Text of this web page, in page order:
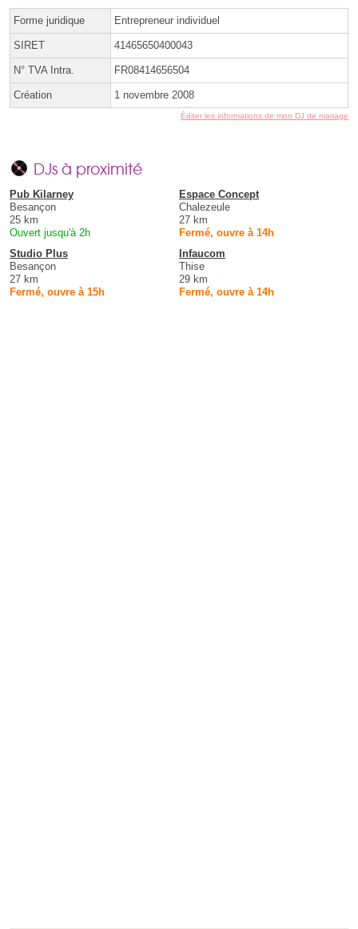
Forme juridique Entrepreneur individuel
SIRET 41465650400043
N° TVA Intra. FR08414656504
Création 1 novembre 2008
Éditer les informations de mon DJ de mariage
DJs à proximité
Pub Kilarney
Besançon
25 km
Ouvert jusqu'à 2h
Espace Concept
Chalezeule
27 km
Fermé, ouvre à 14h
Studio Plus
Besançon
27 km
Fermé, ouvre à 15h
Infaucom
Thise
29 km
Fermé, ouvre à 14h